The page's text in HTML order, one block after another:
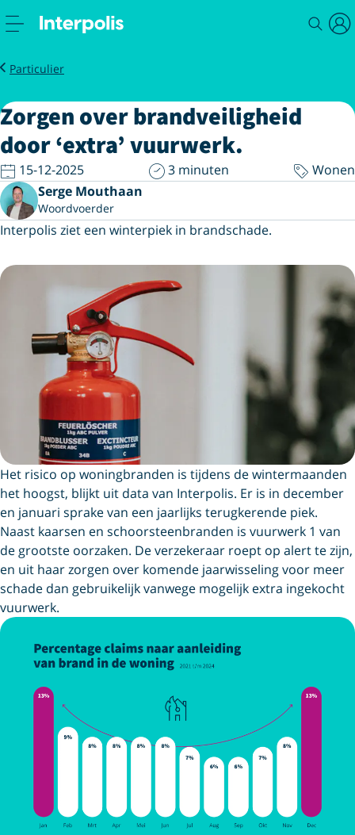
Nieuws
Particulier
Zorgen over brandveiligheid door extra vuurwerk
Zorgen over brandveiligheid
door ‘extra’ vuurwerk.
15-12-2025 3 minuten
Wonen
Serge Mouthaan
Woordvoerder
Interpolis ziet een winterpiek in brandschade.
Het risico op woningbranden is tijdens de wintermaanden
het hoogst, blijkt uit data van Interpolis. Er is in december
en januari sprake van een jaarlijks terugkerende piek.
Naast kaarsen en schoorsteenbranden is vuurwerk 1 van
de grootste oorzaken. De verzekeraar roept op alert te zijn,
en uit haar zorgen over komende jaarwisseling voor meer
schade dan gebruikelijk vanwege mogelijk extra ingekocht
vuurwerk.